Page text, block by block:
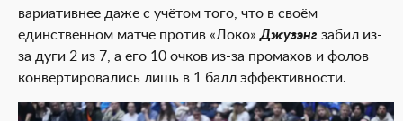
вариативнее даже с учётом того, что в своём
единственном матче против «Локо»Джузэнг забил из-
за дуги 2 из 7, а его 10 очков из-за промахов и фолов
конвертировались лишь в 1 балл эффективности.